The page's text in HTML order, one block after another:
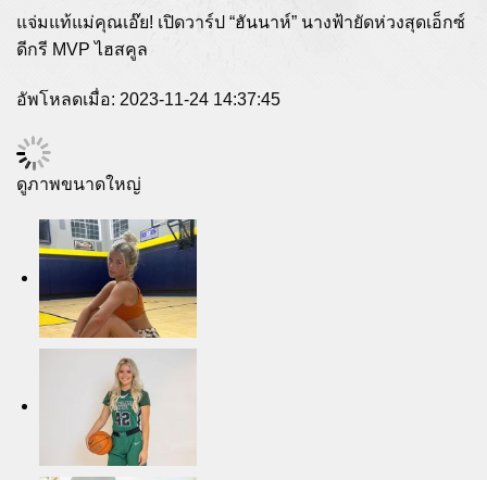
แจ่มแท้แม่คุณเอ๊ย! เปิดวาร์ป “ฮันนาห์” นางฟ้ายัดห่วงสุดเอ็กซ์
ดีกรี MVP ไฮสคูล
อัพโหลดเมื่อ: 2023-11-24 14:37:45
ดูภาพขนาดใหญ่